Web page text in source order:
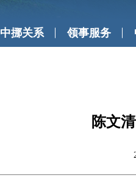
中挪关系 领事服务
陈文